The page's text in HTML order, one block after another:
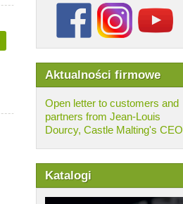
Aktualności firmowe
Open letter to customers and
partners from Jean-Louis
Dourcy, Castle Malting's CEO
Katalogi